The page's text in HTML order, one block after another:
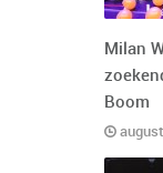
Milan
Boom